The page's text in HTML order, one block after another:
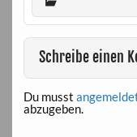
Schreibe einen
Du musst
abzugeben.